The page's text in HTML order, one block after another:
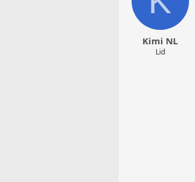
Kimi NL
Lid